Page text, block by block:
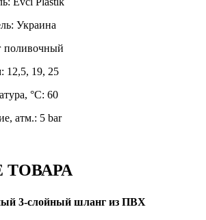
: Украина
поливочный
: 12,5, 19, 25
°C: 60
атм.: 5 bar
3-слойный шланг из ПВХ